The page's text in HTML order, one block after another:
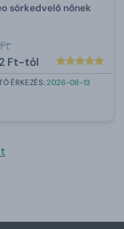
sörkedvelő nőnek
Ft-tól
ÉRKEZÉS:2026-08-13